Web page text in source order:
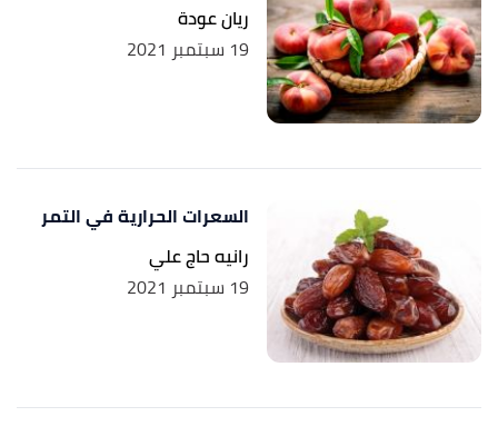
ريان عودة
19 سبتمبر 2021
السعرات الحرارية في التمر
رانيه حاج علي
19 سبتمبر 2021